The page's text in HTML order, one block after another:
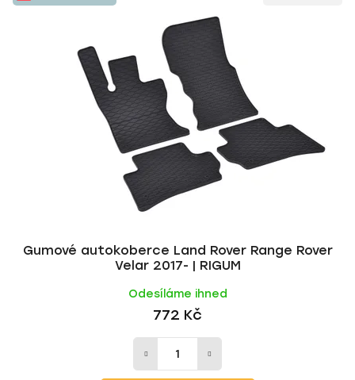
Gumové autokoberce Land Rover Range Rover
Velar 2017- | RIGUM
Odesíláme ihned
772 Kč